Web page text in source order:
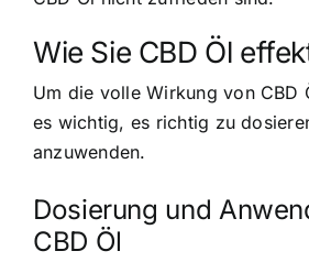
Wie Sie CBD Öl
Um die volle Wirkung von CBD
es wichtig, es richtig zu
anzuwenden.
Dosierung und
CBD Öl